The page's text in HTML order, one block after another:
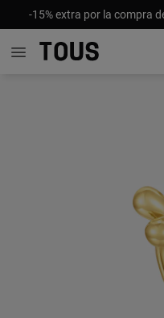
-15% extra por la compra